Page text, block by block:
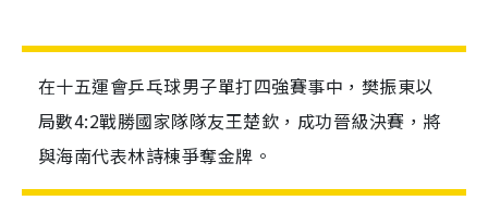
在十五運會乒乓球男子單打四強賽事中，樊振東以
局數4:2戰勝國家隊隊友王楚欽，成功晉級決賽，將
與海南代表林詩棟爭奪金牌。